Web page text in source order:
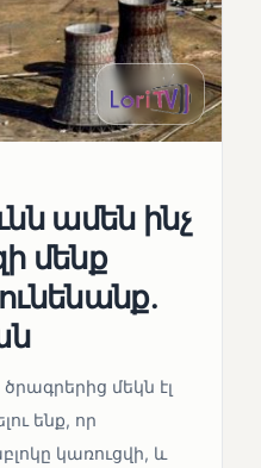
ամեն ինչ
մենք
մեկն էլ
ենք, որ
կառուցվի, և